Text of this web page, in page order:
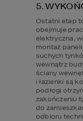
5.
Ostatni etap
obejmuje
elektryczna,
montaż
suchych
wewnątrz
ściany
i łazienki są
podłogi
zakończeniu
do
odbioru